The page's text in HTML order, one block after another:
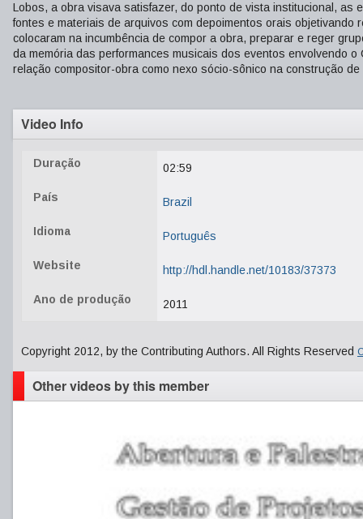
Lobos, a obra visava satisfazer, do ponto de vista institucional,
fontes e materiais de arquivos com depoimentos orais
colocaram na incumbência de compor a obra, preparar e reger
da memória das performances musicais dos eventos envolvendo
relação compositor-obra como nexo sócio-sônico na construção
Video Info
Duração 02:59
País Brazil
Idioma Português
Website http://hdl.handle.net/10183/37373
Ano de produção 2011
Copyright 2012, by the Contributing Authors. All Rights Reserved
Other videos by this member